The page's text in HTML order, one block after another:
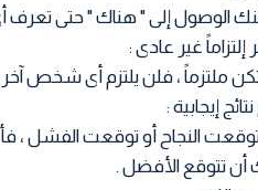
الوصول إلى " هناك " حتى تعرف
ملتزماً ، فلن يلتزم أى شخص آخر
النجاح أو توقعت الفشل ،
أن تتوقع الأفضل .